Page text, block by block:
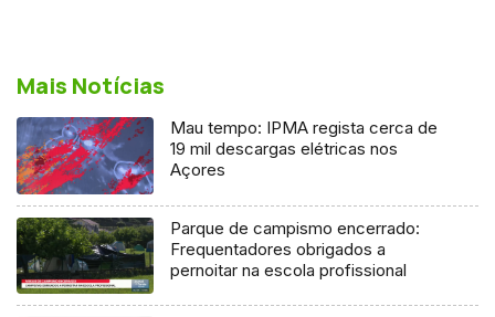
Mais Notícias
Mau tempo: IPMA regista cerca de
19 mil descargas elétricas nos
Açores
Parque de campismo encerrado:
Frequentadores obrigados a
pernoitar na escola profissional